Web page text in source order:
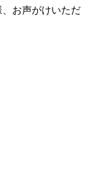
お声がけいただ